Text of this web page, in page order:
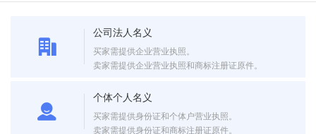
公司法人名义
买家需提供企业营业执照。
卖家需提供企业营业执照和商标注册证原件。
个体个人名义
买家需提供身份证和个体户营业执照。
卖家需提供身份证和商标注册证原件。